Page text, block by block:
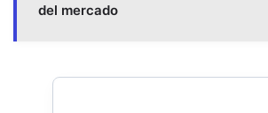
del mercado